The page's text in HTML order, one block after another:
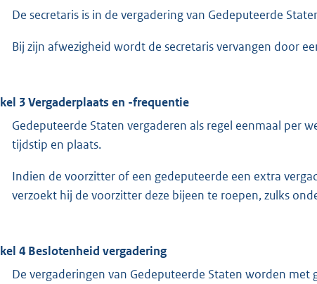
De secretaris is in de vergadering van Gedeputeerde
Bij zijn afwezigheid wordt de secretaris vervangen door
3 Vergaderplaats en -frequentie
Gedeputeerde Staten vergaderen als regel eenmaal per
tijdstip en plaats.
Indien de voorzitter of een gedeputeerde een extra
verzoekt hij de voorzitter deze bijeen te roepen, zulks
4 Beslotenheid vergadering
De vergaderingen van Gedeputeerde Staten worden